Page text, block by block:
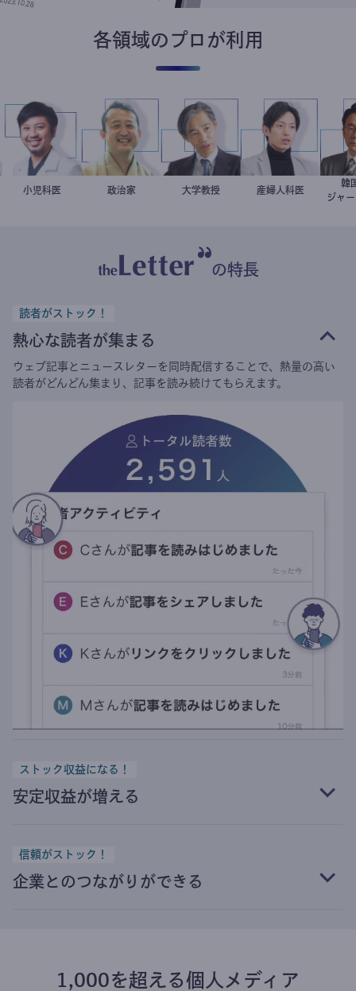
各領域のプロが利用
今西洋介
小児科医 小坂英二
政治家 加藤忠史
大学教授 重見大介
産婦人科医
ジ
の特長
読者がストック！
熱心な読者が集まる
ウェブ記事とニュースレターを同時配信することで、熱量の高い
読者がどんどん集まり、記事を読み続けてもらえます。
ストック収益になる！
安定収益が増える
信頼がストック！
企業とのつながりができる
1,000を超える個人メディア